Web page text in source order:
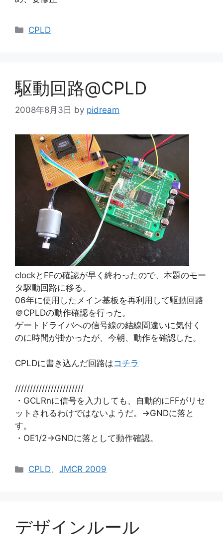
カ
CPLD
駆動回路@CPLD
2008年8月3日 by pidream
clockとFFの確認が早く終わったので、本題のモー
タ駆動回路に移る。
06年に使用したメイン基板を再利用して駆動回路
＠CPLDの動作確認を行った。
ゲートドライバへの信号線の結線間違いに気付く
のに時間が掛かったが、今朝、動作を確認した。
CPLDに書き込んだ回路はコチラ
///////////////////////
・GCLRnに信号を入力しても、自動的にFFがリセ
ットされるわけではないようだ。→GNDに落と
す。
・OE1/2→GNDに落として動作確認。
カ
CPLD、JMCR 2009
デザインルール